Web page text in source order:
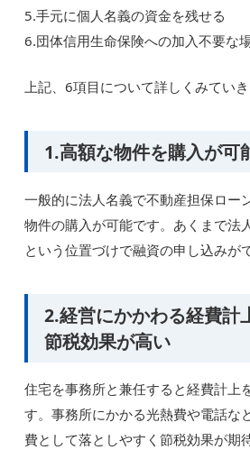
5.手元に個人名義の資金を残せる
6.団体信用生命保険への加入不要な
上記、6項目について詳しくみていき
1.高額な物件を購入が可
一般的に法人名義で不動産担保ロー
物件の購入が可能です。あくまで法
という位置づけで融資の申し込みが
2.経営にかかわる経費計
節税効果が高い
住宅を事務所と兼任すると経費計上
す。事務所にかかる光熱費や電話な
費として落としやすく節税効果が期